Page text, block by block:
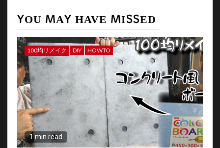
YOU MAY HAVE MISSED
100均リメイク DIY HOWTO
1 min read